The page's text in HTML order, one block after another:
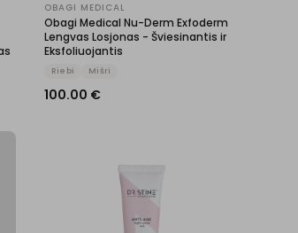
OBAGI MEDICAL
Obagi Medical Nu-Derm Exfoderm
Lengvas Losjonas - Šviesinantis ir
Eksfoliuojantis
Riebi Mišri
100.00 €